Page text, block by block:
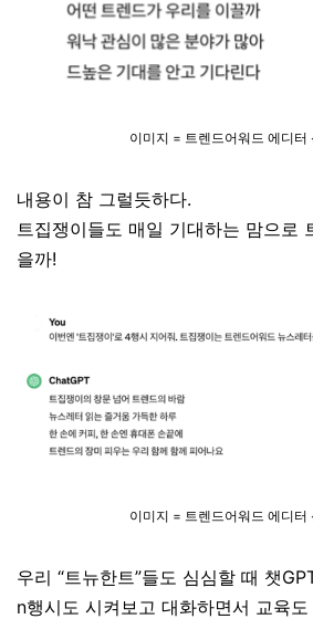
이미지 = 트렌드어워드 에디터
내용이 참 그럴듯하다.
트집쟁이들도 매일 기대하는 맘으로
을까!
이미지 = 트렌드어워드 에디터
우리 “트뉴한트”들도 심심할 때 챗
n행시도 시켜보고 대화하면서 교육